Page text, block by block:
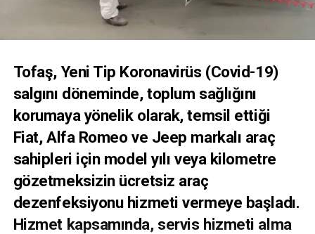
Tofaş, Yeni Tip Koronavirüs (Covid-19)
salgını döneminde, toplum sağlığını
korumaya yönelik olarak, temsil ettiği
Fiat, Alfa Romeo ve Jeep markalı araç
sahipleri için model yılı veya kilometre
gözetmeksizin ücretsiz araç
dezenfeksiyonu hizmeti vermeye başladı.
Hizmet kapsamında, servis hizmeti alma